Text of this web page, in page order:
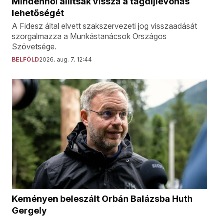
lehetőségét
A Fidesz által elvett szakszervezeti jog visszaadását
szorgalmazza a Munkástanácsok Országos
Szövetsége.
BELFÖLD2026. aug. 7. 12:44
Keményen beleszált Orbán Balázsba Huth
Gergely